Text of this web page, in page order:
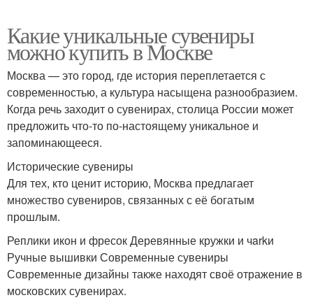
Какие уникальные сувениры
можно купить в Москве
Москва — это город, где история переплетается с
современностью, а культура насыщена разнообразием.
Когда речь заходит о сувенирах, столица России может
предложить что-то по-настоящему уникальное и
запоминающееся.
Исторические сувениры
Для тех, кто ценит историю, Москва предлагает
множество сувениров, связанных с её богатым
прошлым.
Реплики икон и фресок Деревянные кружки и чarkи
Ручные вышивки Современные сувениры
Современные дизайны также находят своё отражение в
московских сувенирах.